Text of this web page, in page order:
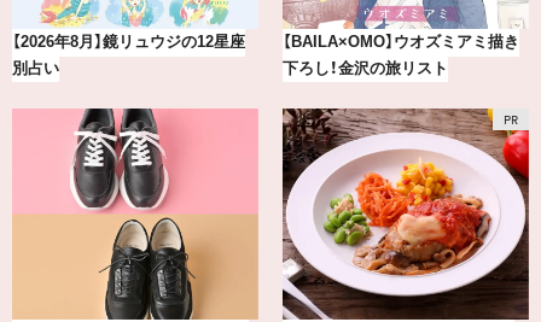
【BAILA×OMO】ウオズミアミ描き
下ろし！金沢の旅リスト
『セルヴォーク』2026新作アイシャ
ドウパレットをお試し！